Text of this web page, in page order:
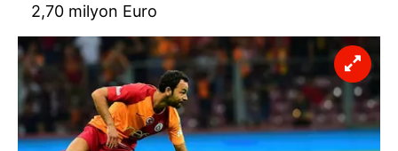
2,70 milyon Euro